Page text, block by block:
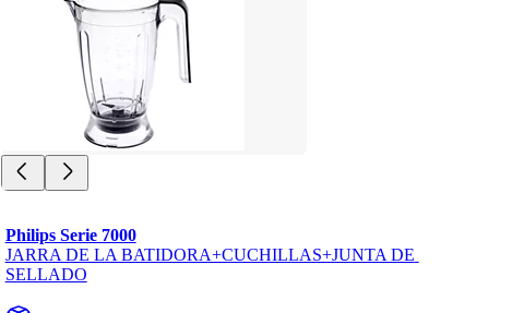
Philips Serie 7000
JARRA DE LA BATIDORA+CUCHILLAS+JUNTA DE
SELLADO